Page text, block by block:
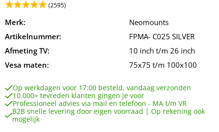
(2595)
Merk:
Neomounts
Artikelnummer:
FPMA- C025 SILVER
Afmeting TV:
10 inch t/m 26 inch
Vesa maten:
75x75 t/m 100x100
Op werkdagen voor 17:00 besteld, vandaag verzonden
10.000+ tevreden klanten gingen je voor
Professioneel advies via mail en telefoon - MA t/m VR
B2B snelle levering door eigen voorraad | Op rekening ook
mogelijk